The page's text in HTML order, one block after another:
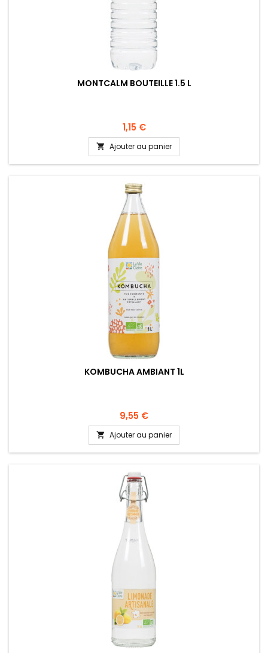
MONTCALM BOUTEILLE 1.5 L
1,15 €
 Ajouter au panier
KOMBUCHA AMBIANT 1L
9,55 €
 Ajouter au panier